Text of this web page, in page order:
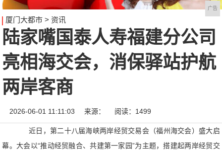
广告
厦门大都市> 资讯
陆家嘴国泰人寿福建分公司
亮相海交会，消保驿站护航
两岸客商
2026-06-01 11:11:03 来源： 阅读：1499
近日，第二十八届海峡两岸经贸交易会（福州海交会）盛大启
幕。大会以“推动经贸融合、共建第一家园”为主题，搭建起两岸经贸交